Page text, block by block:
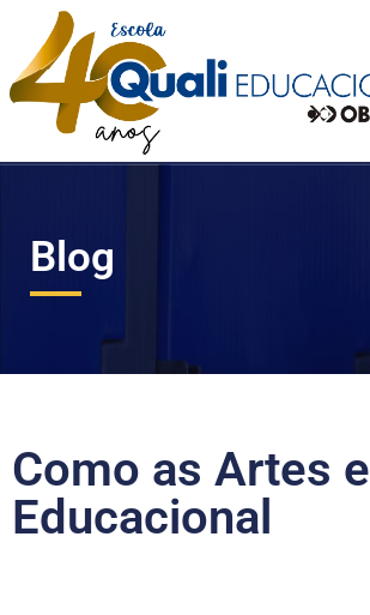
Blog
Como as Artes
Educacional